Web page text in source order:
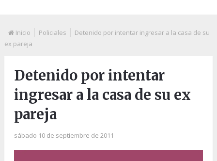
Inicio Policiales
Detenido por intentar ingresar a la casa de su
ex pareja
Detenido por intentar
ingresar a la casa de su ex
pareja
sábado 10 de septiembre de 2011